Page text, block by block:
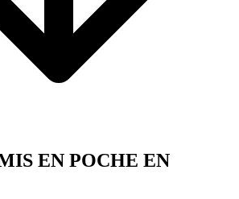
EN POCHE EN